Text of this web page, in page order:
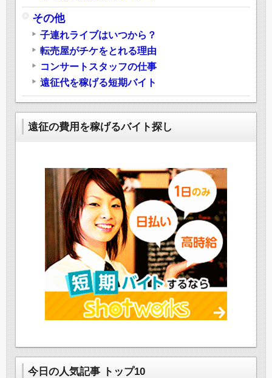
その他
子連れライブはいつから？
転売屋がチケをとれる理由
コンサートスタッフの仕事
遠征代を稼げる短期バイト
遠征の費用を稼げるバイト探し
今日の人気記事 トップ10